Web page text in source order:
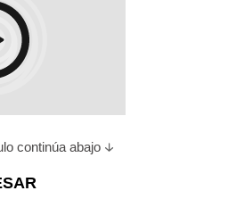
continúa abajo